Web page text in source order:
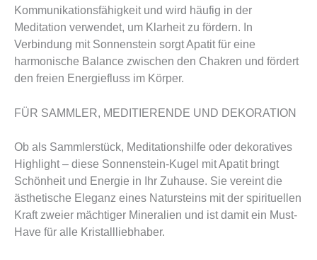
Kommunikationsfähigkeit und wird häufig in der
Meditation verwendet, um Klarheit zu fördern. In
Verbindung mit Sonnenstein sorgt Apatit für eine
harmonische Balance zwischen den Chakren und fördert
den freien Energiefluss im Körper.
FÜR SAMMLER, MEDITIERENDE UND DEKORATION
Ob als Sammlerstück, Meditationshilfe oder dekoratives
Highlight – diese Sonnenstein-Kugel mit Apatit bringt
Schönheit und Energie in Ihr Zuhause. Sie vereint die
ästhetische Eleganz eines Natursteins mit der spirituellen
Kraft zweier mächtiger Mineralien und ist damit ein Must-
Have für alle Kristallliebhaber.